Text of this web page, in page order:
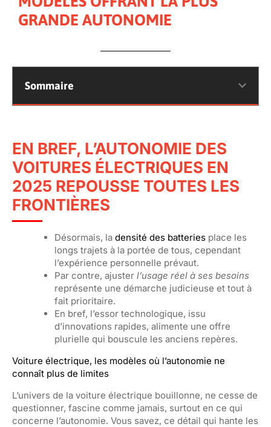
GRANDE AUTONOMIE
Sommaire
EN BREF, L’AUTONOMIE DES
VOITURES ÉLECTRIQUES EN
2025 REPOUSSE TOUTES LES
FRONTIÈRES
Désormais, la densité des batteries place les
longs trajets à la portée de tous, cependant
l’expérience personnelle prévaut.
Par contre, ajuster l’usage réel à ses besoins
représente une démarche judicieuse et tout à
fait prioritaire.
En bref, l’essor technologique, issu
d’innovations rapides, alimente une offre
plurielle qui bouscule les anciens repères.
Voiture électrique, les modèles où l’autonomie ne
connaît plus de limites
L’univers de la voiture électrique bouillonne, ne cesse de
questionner, fascine comme jamais, surtout en ce qui
concerne l’autonomie. Vous savez, ce détail qui hante les